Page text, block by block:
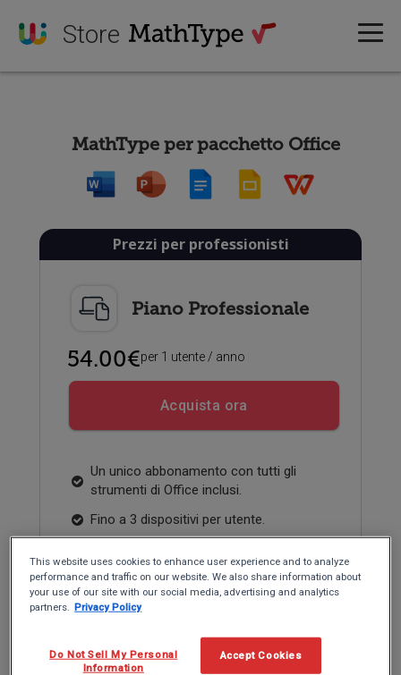
Store
MathType per pacchetto Office
Prezzi per professionisti
Piano Professionale
54.00€per 1 utente / anno
Acquista ora
Un unico abbonamento con tutti gli
strumenti di Office inclusi.
Fino a 3 dispositivi per utente.
365, Google Workspace e WPS.
educative
This website uses cookies to enhance user experience and to analyze
performance and traffic on our website. We also share information about
your use of our site with our social media, advertising and analytics
partners. Privacy Policy
Accept Cookies
Do Not Sell My Personal
Information